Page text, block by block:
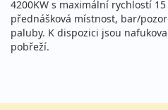
4200KW s maximální rychlostí
přednášková místnost, bar/
paluby. K dispozici jsou
pobřeží.